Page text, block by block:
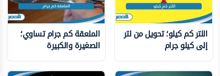
اللتر كم كيلو؛ تحويل من لتر
إلى كيلو جرام
الملعقة كم جرام تساوي؛
الصغيرة والكبيرة